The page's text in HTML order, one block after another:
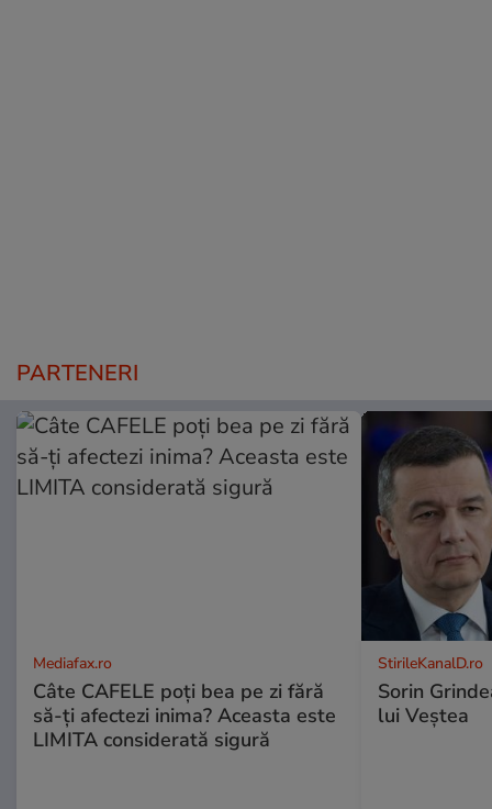
PARTENERI
Mediafax.ro
Câte CAFELE poți bea pe zi fără
să-ți afectezi inima? Aceasta este
LIMITA considerată sigură
StirileKanalD.ro
Sorin
lui Veștea